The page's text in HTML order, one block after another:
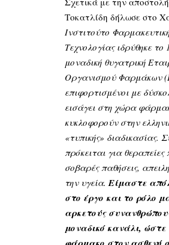
Τοκατλίδη δήλωσε στο
Ινστιτούτο
Τεχνολογίας ιδρύθηκε
μοναδική θυγατρική
Οργανισμού Φαρμάκων
επιφορτισμένοι με
εισάγει στη χώρα
κυκλοφορούν στην
«τυπικής» διαδικασίας.
πρόκειται για
σοβαρές παθήσεις,
την υγεία. Είμαστε
στο έργο και το ρόλο
αρκετούς
μοναδικό κανάλι,